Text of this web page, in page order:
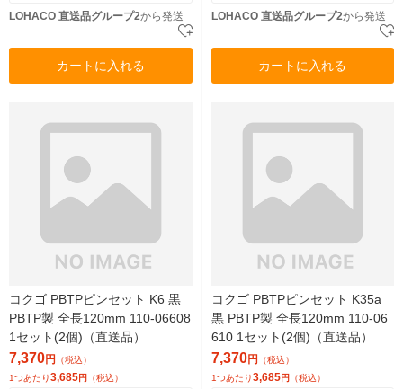
LOHACO 直送品グループ2から発送
カートに入れる
LOHACO 直送品グループ2から発送
カートに入れる
コクゴ PBTPピンセット K6 黒
PBTP製 全長120mm 110-06608
1セット(2個)（直送品）
7,370円 （税込）
1つあたり3,685円 （税込）
コクゴ PBTPピンセット K35a
黒 PBTP製 全長120mm 110-06
610 1セット(2個)（直送品）
7,370円 （税込）
1つあたり3,685円 （税込）